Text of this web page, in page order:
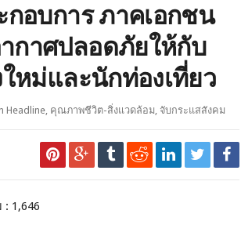
กอบการ ภาคเอกชน
กาศปลอดภัยให้กับ
หม่และนักท่องเที่ยว
Headline, คุณภาพชีวิต-สิ่งแวดล้อม, จับกระแสสังคม
: 1,646